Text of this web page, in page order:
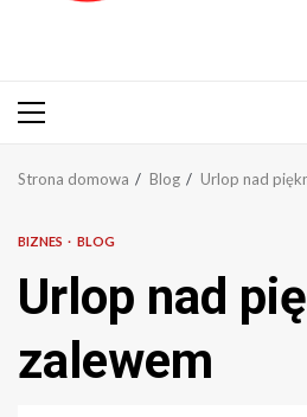
Menu
Strona domowa Blog Urlop nad
BIZNES BLOG
Urlop nad
zalewem